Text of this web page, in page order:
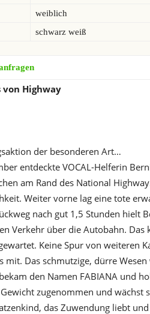
weiblich
schwarz weiß
von Highway
der besonderen Art…
entdeckte VOCAL-Helferin
am Rand des National
Weiter vorne lag eine tote
nach gut 1,5 Stunden hielt
Verkehr über die Autobahn.
Keine Spur von weiteren
mit. Das schmutzige, dürre
den Namen FABIANA und
zugenommen und
das Zuwendung liebt